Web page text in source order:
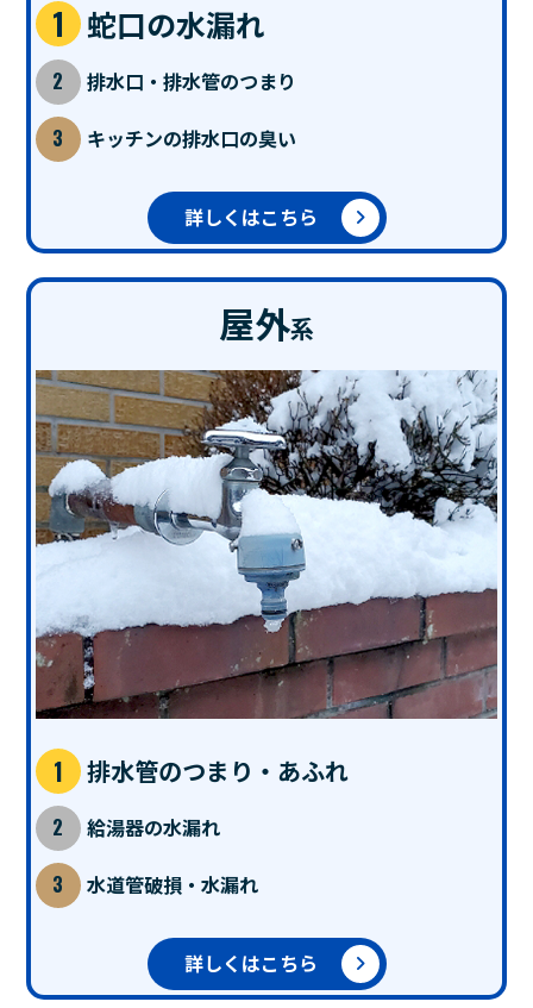
蛇口の水漏れ
排水口・排水管のつまり
キッチンの排水口の臭い
詳しくはこちら
屋外系
排水管のつまり・あふれ
給湯器の水漏れ
水道管破損・水漏れ
詳しくはこちら